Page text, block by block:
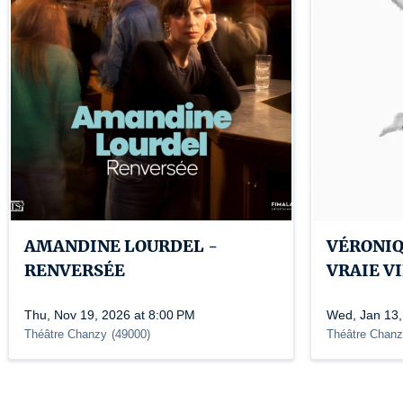
AMANDINE LOURDEL -
RENVERSÉE
Thu, Nov 19, 2026 at 8:00 PM
Théâtre Chanzy (49000)
VRAIE
Wed, Jan
Théâtre